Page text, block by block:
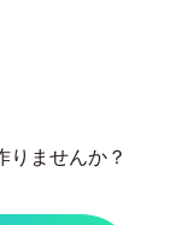
りませんか？